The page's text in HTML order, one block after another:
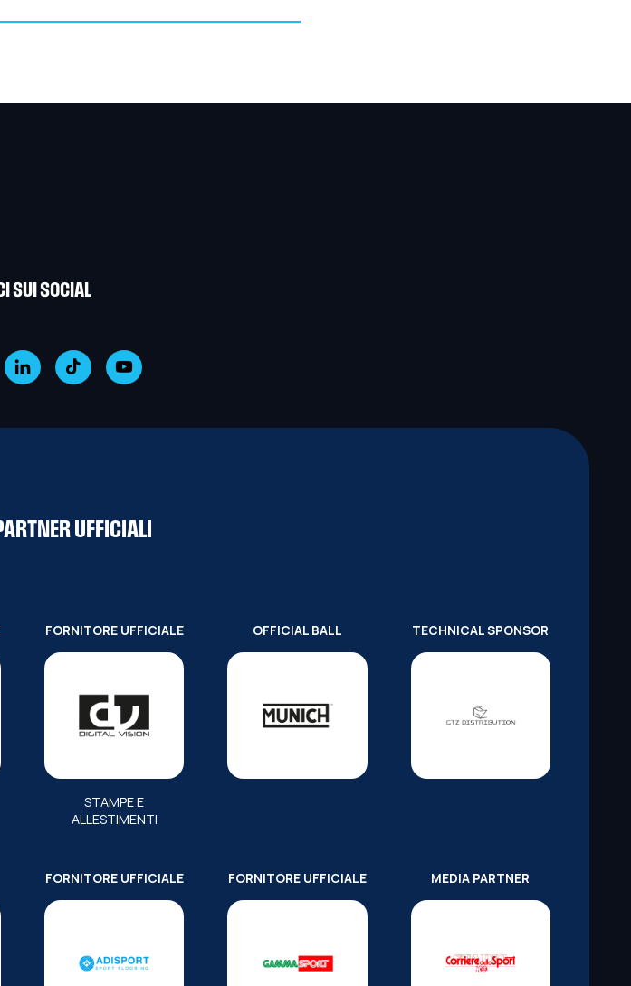
SUI SOCIAL
UFFICIALI
FORNITORE UFFICIALE
STAMPE E
ALLESTIMENTI
OFFICIAL BALL TECHNICAL SPONSOR
FORNITORE UFFICIALE FORNITORE UFFICIALE MEDIA PARTNER